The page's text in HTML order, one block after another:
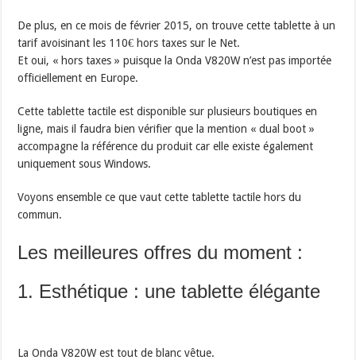
De plus, en ce mois de février 2015, on trouve cette tablette à un
tarif avoisinant les 110€ hors taxes sur le Net.
Et oui, « hors taxes » puisque la Onda V820W n’est pas importée
officiellement en Europe.
Cette tablette tactile est disponible sur plusieurs boutiques en
ligne, mais il faudra bien vérifier que la mention « dual boot »
accompagne la référence du produit car elle existe également
uniquement sous Windows.
Voyons ensemble ce que vaut cette tablette tactile hors du
commun.
Les meilleures offres du moment :
1. Esthétique : une tablette élégante
La Onda V820W est tout de blanc vêtue.